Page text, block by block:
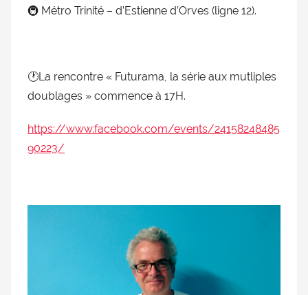
🚇 Métro Trinité – d’Estienne d’Orves (ligne 12).
🕐La rencontre « Futurama, la série aux mutliples
doublages » commence à 17H.
https://www.facebook.com/events/24158248485
90223/